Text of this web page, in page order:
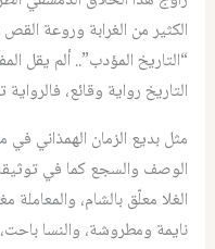
الكثير من الغرابة وروعة
“التاريخ المؤدب”.. ألم يقل
التاريخ رواية وقائع،
مثل بديع الزمان الهمذاني في
الوصف والسجع كما في
الغلا معلّق بالشام،
نايمة ومطروشة، والنسا